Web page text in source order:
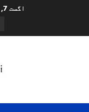
اگست 7, 2026